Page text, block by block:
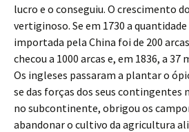
lucro e o conseguiu. O crescimento
vertiginoso. Se em 1730 a
importada pela China foi de 200
checou a 1000 arcas e, em 1836, a 37
Os ingleses passaram a plantar o
se das forças dos seus
no subcontinente, obrigou os
abandonar o cultivo da agricultura